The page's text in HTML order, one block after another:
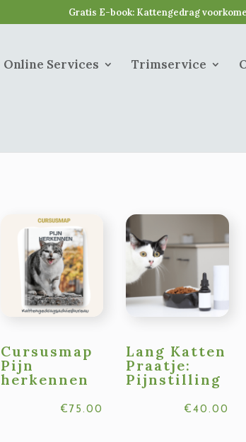
Gratis E-book: Kattengedrag
Online Services Trimservice
Cursusmap
Pijn
herkennen
€ 75.00
Lang Katten
Praatje:
Pijnstilling
€ 40.00